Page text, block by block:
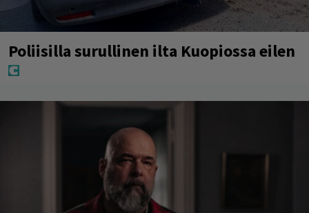
Poliisilla surullinen ilta Kuopiossa eilen